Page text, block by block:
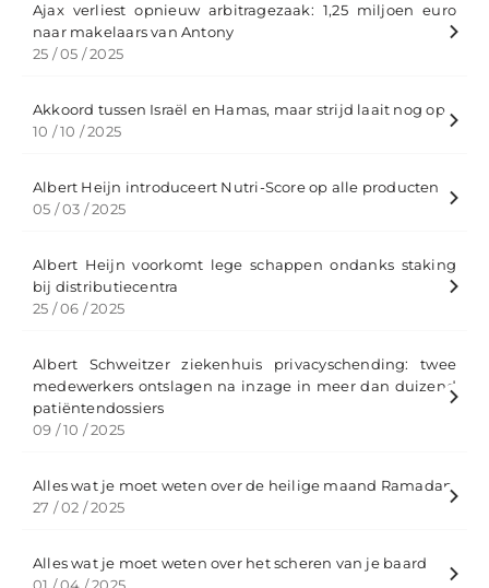
Ajax verliest opnieuw arbitragezaak: 1,25 miljoen euro
naar makelaars van Antony
25 / 05 / 2025
Akkoord tussen Israël en Hamas, maar strijd laait nog op
10 / 10 / 2025
Albert Heijn introduceert Nutri-Score op alle producten
05 / 03 / 2025
Albert Heijn voorkomt lege schappen ondanks staking
bij distributiecentra
25 / 06 / 2025
Albert Schweitzer ziekenhuis privacyschending: twee
medewerkers ontslagen na inzage in meer dan duizend
patiëntendossiers
09 / 10 / 2025
Alles wat je moet weten over de heilige maand Ramadan
27 / 02 / 2025
Alles wat je moet weten over het scheren van je baard